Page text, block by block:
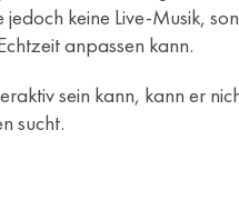
keine Live-Musik,
anpassen kann.
sein kann, kann er
sucht.